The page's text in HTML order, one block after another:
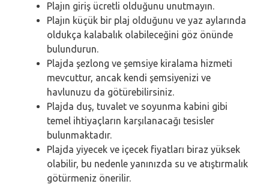
Plajın giriş ücretli olduğunu unutmayın.
Plajın küçük bir plaj olduğunu ve yaz aylarında
oldukça kalabalık olabileceğini göz önünde
bulundurun.
Plajda şezlong ve şemsiye kiralama hizmeti
mevcuttur, ancak kendi şemsiyenizi ve
havlunuzu da götürebilirsiniz.
Plajda duş, tuvalet ve soyunma kabini gibi
temel ihtiyaçların karşılanacağı tesisler
bulunmaktadır.
Plajda yiyecek ve içecek fiyatları biraz yüksek
olabilir, bu nedenle yanınızda su ve atıştırmalık
götürmeniz önerilir.